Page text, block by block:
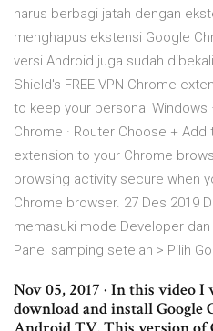
harus berbagi jatah dengan
menghapus ekstensi Google
versi Android juga sudah
Shield's FREE VPN Chrome
to keep your personal Windows ·
Chrome · Router Choose +
extension to your Chrome
browsing activity secure when
Chrome browser. 27 Des 2019
memasuki mode Developer
Panel samping setelan > Pilih
Nov 05, 2017 · In this video
download and install Google